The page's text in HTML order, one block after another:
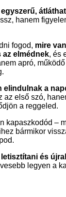
hanem
fogod, mire
az elmédnek, és
apró,
elindulnak a
az első szó,
a reggeled.
kapaszkodód –
bármikor
letisztítani és
legyen a